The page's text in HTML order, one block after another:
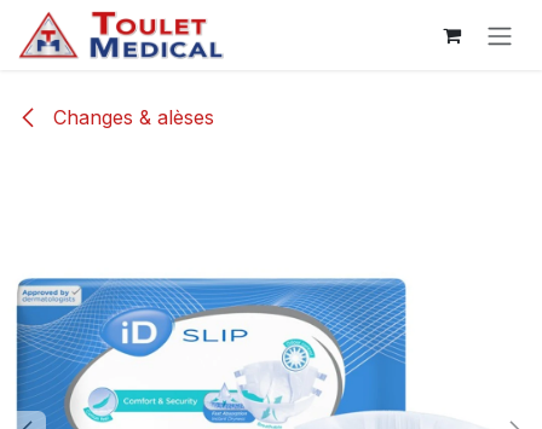
Se rendre au contenu
Changes & alèses